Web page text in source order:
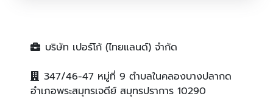
รับปูพื้นไม้ลามิเนต
บริษัท เปอร์โก้ (ไทยแลนด์) จำกัด
347/46-47 หมู่ที่ 9 ตำบลในคลองบางปลากด
อำเภอพระสมุทรเจดีย์ สมุทรปราการ 10290